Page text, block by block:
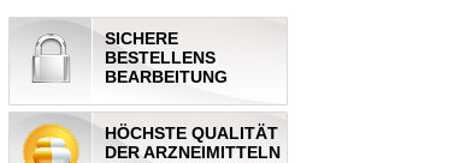
SICHERE
BESTELLENS
BEARBEITUNG
HÖCHSTE QUALITÄT
DER ARZNEIMITTELN